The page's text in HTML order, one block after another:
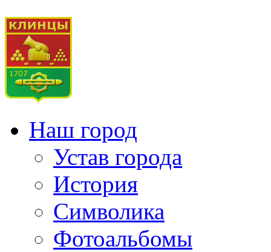
Наш город
Устав города
История
Символика
Фотоальбомы